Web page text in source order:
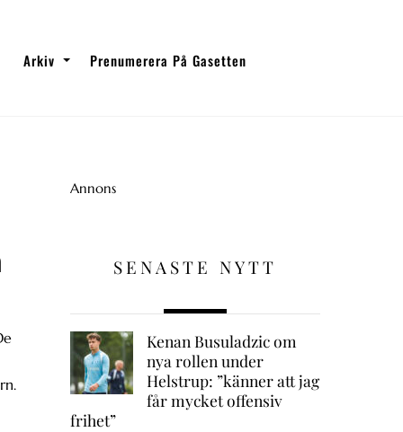
Arkiv Prenumerera På Gasetten
Annons
SENASTE NYTT
Kenan Busuladzic om
nya rollen under
Helstrup: ”känner att jag
får mycket offensiv
frihet”